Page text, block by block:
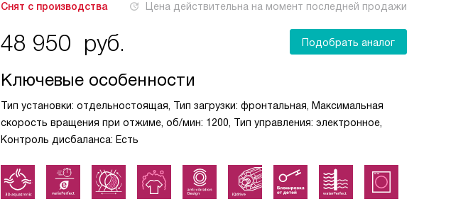
Снят с производства Цена действительна на момент последней продажи
48 950 руб. Подобрать аналог
Ключевые особенности
Тип установки: отдельностоящая, Тип загрузки: фронтальная, Максимальная
скорость вращения при отжиме, об/мин: 1200, Тип управления: электронное,
Контроль дисбаланса: Есть